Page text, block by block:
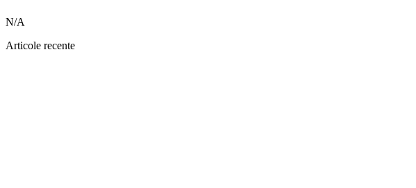
N/A
Articole recente